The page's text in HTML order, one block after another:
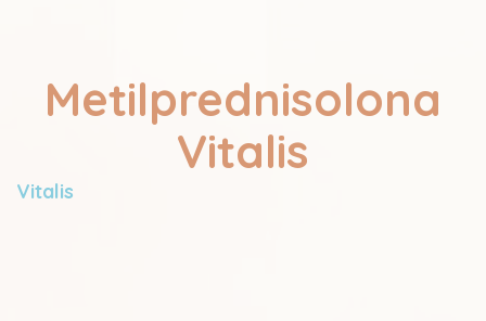
Metilprednisolona
Vitalis
Vitalis